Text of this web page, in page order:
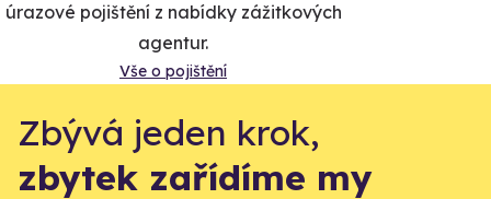
úrazové pojištění z nabídky zážitkových
agentur.
Vše o pojištění
Zbývá jeden krok,
zbytek zařídíme my